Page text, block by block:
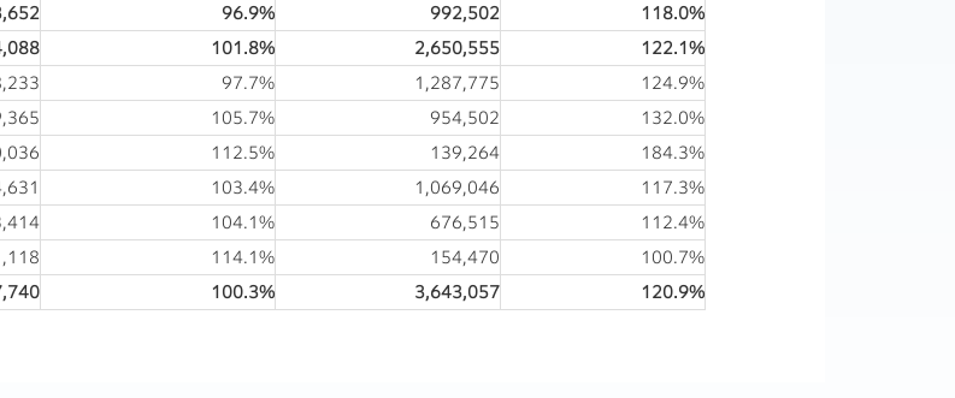
96.9% 992,502
118.0%
101.8% 2,650,555
122.1%
97.7% 1,287,775
124.9%
105.7% 954,502
132.0%
112.5% 139,264
184.3%
103.4% 1,069,046
117.3%
104.1% 676,515
112.4%
114.1% 154,470
100.7%
100.3% 3,643,057 120.9%